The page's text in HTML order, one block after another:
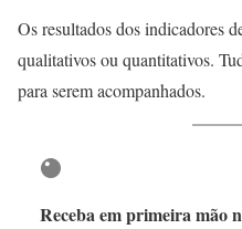
Os resultados dos indicadores
qualitativos ou quantitativos.
para serem acompanhados.
Receba em primeira mão